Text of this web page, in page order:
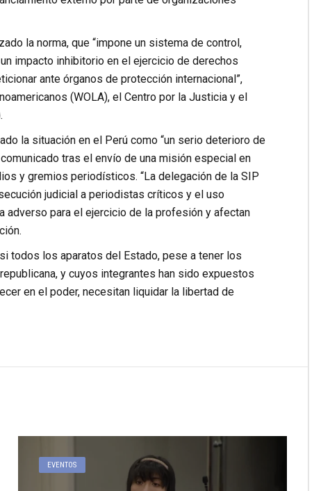
la norma, que “impone un sistema de control,
impacto inhibitorio en el ejercicio de derechos
ante órganos de protección internacional”,
(WOLA), el Centro por la Justicia y el
la situación en el Perú como “un serio deterioro de
tras el envío de una misión especial en
y gremios periodísticos. “La delegación de la SIP
judicial a periodistas críticos y el uso
para el ejercicio de la profesión y afectan
todos los aparatos del Estado, pese a tener los
y cuyos integrantes han sido expuestos
en el poder, necesitan liquidar la libertad de
EVENTOS